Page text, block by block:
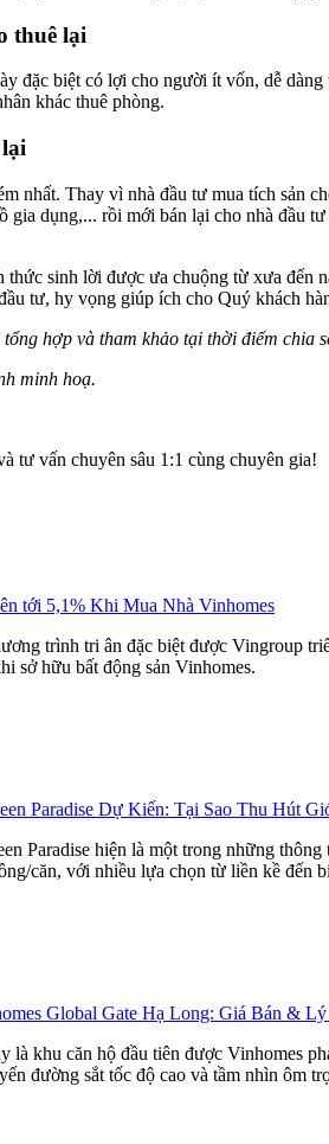
thuê lại
đặc biệt có lợi cho người ít vốn, dễ
khác thuê phòng.
nhất. Thay vì nhà đầu tư mua tích sản
gia dụng,... rồi mới bán lại cho nhà đầu
thức sinh lời được ưa chuộng từ xưa đến
tư, hy vọng giúp ích cho Quý khách
hợp và tham khảo tại thời điểm chia
minh hoạ.
tư vấn chuyên sâu 1:1 cùng chuyên gia!
tới 5,1% Khi Mua Nhà Vinhomes
trình tri ân đặc biệt được Vingroup
sở hữu bất động sản Vinhomes.
Paradise Dự Kiến: Tại Sao Thu Hút
Paradise hiện là một trong những
căn, với nhiều lựa chọn từ liền kề đến
Global Gate Hạ Long: Giá Bán &
là khu căn hộ đầu tiên được Vinhomes
đường sắt tốc độ cao và tầm nhìn ôm